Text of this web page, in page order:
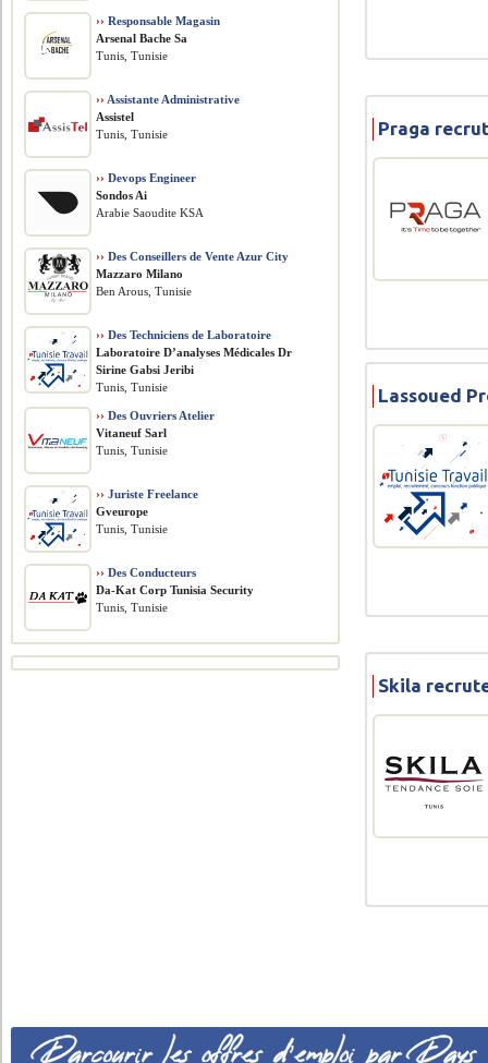
Praga
Lassoued
Skila
›› Responsable Magasin
Arsenal Bache Sa
Tunis, Tunisie
›› Assistante Administrative
Assistel
Tunis, Tunisie
›› Devops Engineer
Sondos Ai
Arabie Saoudite KSA
›› Des Conseillers de Vente Azur City
Mazzaro Milano
Ben Arous, Tunisie
›› Des Techniciens de Laboratoire
Laboratoire D’analyses Médicales Dr
Sirine Gabsi Jeribi
Tunis, Tunisie
›› Des Ouvriers Atelier
Vitaneuf Sarl
Tunis, Tunisie
›› Juriste Freelance
Gveurope
Tunis, Tunisie
›› Des Conducteurs
Da-Kat Corp Tunisia Security
Tunis, Tunisie